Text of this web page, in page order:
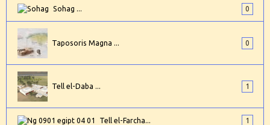
Sohag ... 0
Taposoris Magna ... 0
Tell el-Daba ... 1
Tell el-Farcha... 1